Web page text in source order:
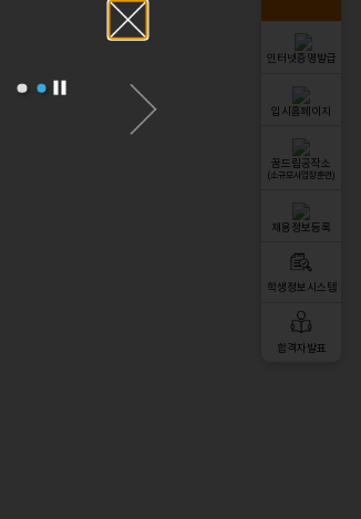
인터넷증명발급
입시홈페이지
꿈드림공작소
(소규모사업장훈련)
채용정보등록
학생정보시스템
합격자발표